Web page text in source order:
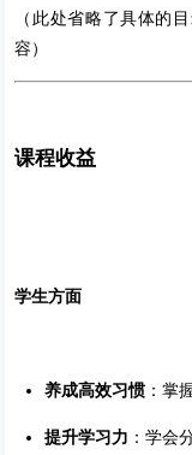
（此处省略了具体的
容）
课程收益
学生方面
养成高效习惯：掌
提升学习力 ：学会